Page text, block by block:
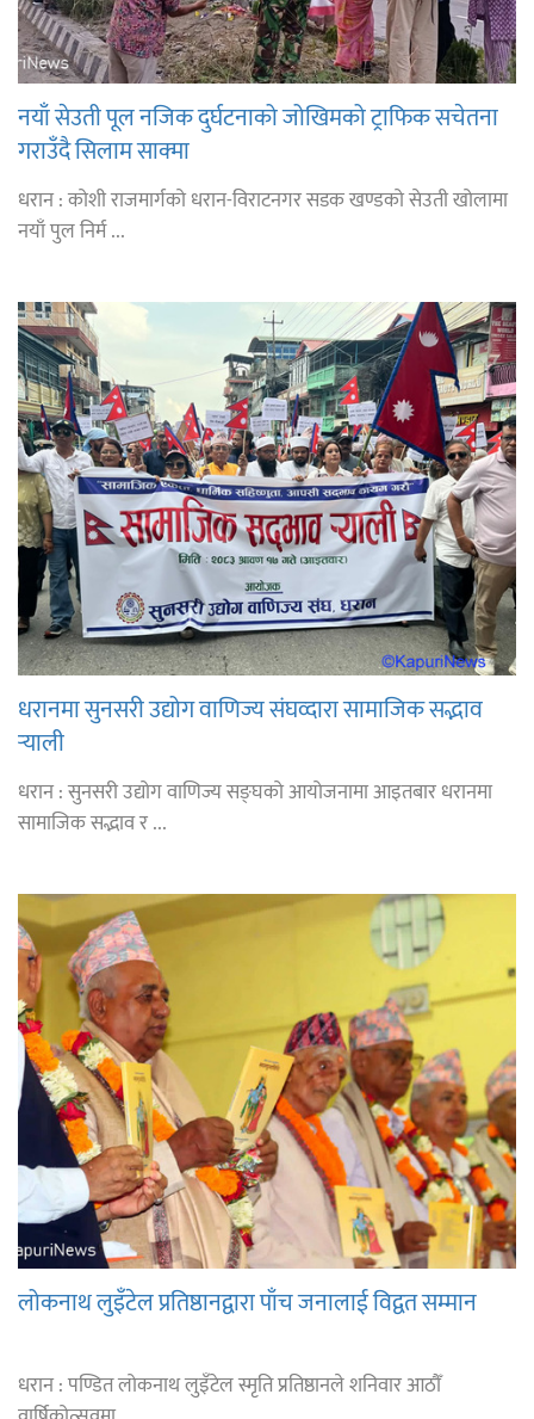
नयाँ सेउती पूल नजिक दुर्घटनाको जोखिमको ट्राफिक सचेतना
गराउँदै सिलाम साक्मा
धरान : कोशी राजमार्गको धरान-विराटनगर सडक खण्डको सेउती खोलामा
नयाँ पुल निर्म ...
धरानमा सुनसरी उद्योग वाणिज्य संघव्दारा सामाजिक सद्भाव
र्‍याली
धरान : सुनसरी उद्योग वाणिज्य सङ्घको आयोजनामा आइतबार धरानमा
सामाजिक सद्भाव र ...
लोकनाथ लुइँटेल प्रतिष्ठानद्वारा पाँच जनालाई विद्वत सम्मान
धरान : पण्डित लोकनाथ लुइँटेल स्मृति प्रतिष्ठानले शनिवार आठौँ